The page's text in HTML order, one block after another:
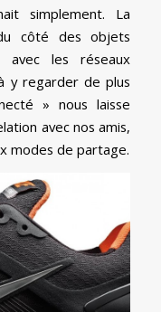
simplement. La
côté des objets
avec les réseaux
y regarder de plus
» nous laisse
avec nos amis,
modes de partage.